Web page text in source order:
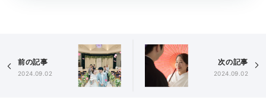
前の記事
2024.09.02
次の記事
2024.09.02